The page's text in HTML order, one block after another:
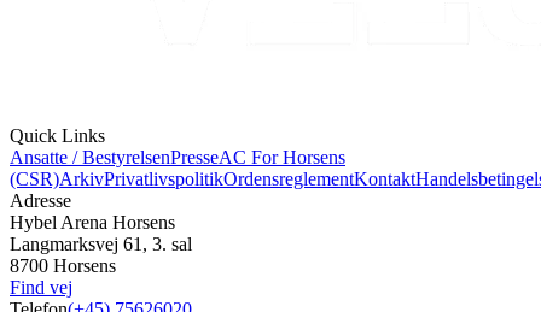
Quick Links
Ansatte / BestyrelsenPresseAC For Horsens
(CSR)ArkivPrivatlivspolitikOrdensreglementKontakt
Adresse
Hybel Arena Horsens
Langmarksvej 61, 3. sal
8700 Horsens
Find vej